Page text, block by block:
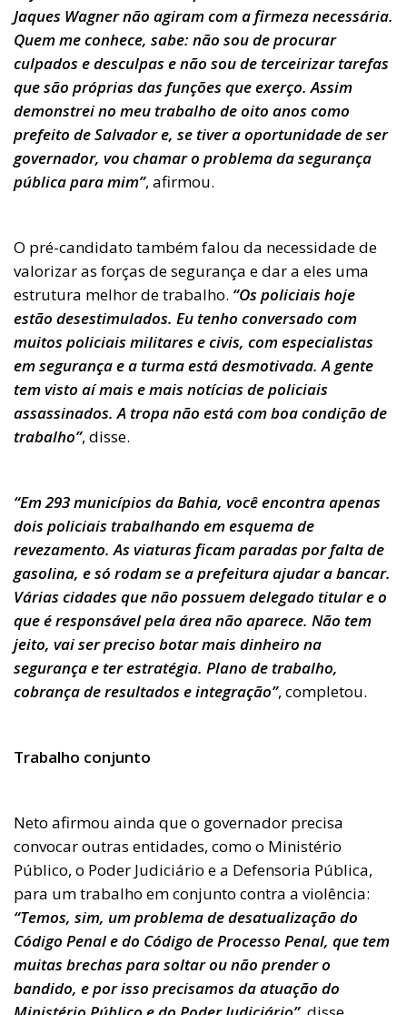
Jaques Wagner não agiram com a firmeza necessária.
Quem me conhece, sabe: não sou de procurar
culpados e desculpas e não sou de terceirizar tarefas
que são próprias das funções que exerço. Assim
demonstrei no meu trabalho de oito anos como
prefeito de Salvador e, se tiver a oportunidade de ser
governador, vou chamar o problema da segurança
pública para mim”, afirmou.
O pré-candidato também falou da necessidade de
valorizar as forças de segurança e dar a eles uma
estrutura melhor de trabalho. “Os policiais hoje
estão desestimulados. Eu tenho conversado com
muitos policiais militares e civis, com especialistas
em segurança e a turma está desmotivada. A gente
tem visto aí mais e mais notícias de policiais
assassinados. A tropa não está com boa condição de
trabalho”, disse.
“Em 293 municípios da Bahia, você encontra apenas
dois policiais trabalhando em esquema de
revezamento. As viaturas ficam paradas por falta de
gasolina, e só rodam se a prefeitura ajudar a bancar.
Várias cidades que não possuem delegado titular e o
que é responsável pela área não aparece. Não tem
jeito, vai ser preciso botar mais dinheiro na
segurança e ter estratégia. Plano de trabalho,
cobrança de resultados e integração”, completou.
Trabalho conjunto
Neto afirmou ainda que o governador precisa
convocar outras entidades, como o Ministério
Público, o Poder Judiciário e a Defensoria Pública,
para um trabalho em conjunto contra a violência:
“Temos, sim, um problema de desatualização do
Código Penal e do Código de Processo Penal, que tem
muitas brechas para soltar ou não prender o
bandido, e por isso precisamos da atuação do